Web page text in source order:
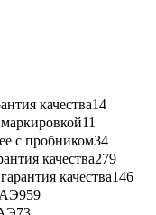
качества14
11
с пробником34
качества279
качества146
959